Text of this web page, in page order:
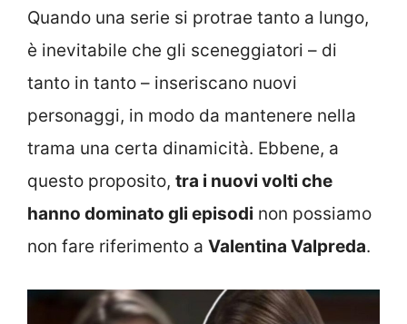
Quando una serie si protrae tanto a lungo,
è inevitabile che gli sceneggiatori – di
tanto in tanto – inseriscano nuovi
personaggi, in modo da mantenere nella
trama una certa dinamicità. Ebbene, a
questo proposito, tra i nuovi volti che
hanno dominato gli episodi non possiamo
non fare riferimento a Valentina Valpreda.